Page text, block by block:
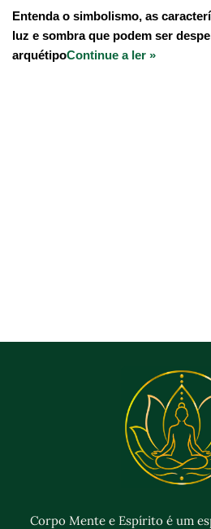
Entenda o simbolismo, as
luz e sombra que podem ser
arquétipoContinue a ler »
Corpo Mente e Espírito é um